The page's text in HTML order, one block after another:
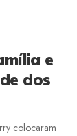
e
dos
colocaram